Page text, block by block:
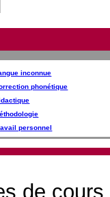
inconnue
phonétique
personnel
de